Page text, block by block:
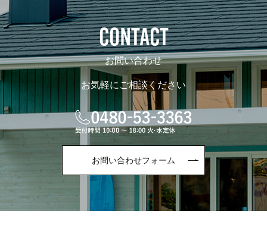
CONTACT
お問い合わせ
お気軽にご相談ください
お問い合わせフォーム